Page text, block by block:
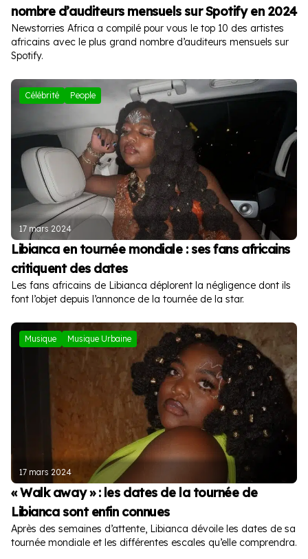
nombre d’auditeurs mensuels sur Spotify en 2024
Newstorries Africa a compilé pour vous le top 10 des artistes
africains avec le plus grand nombre d’auditeurs mensuels sur
Spotify.
Célébrité People
17 mars 2024
Libianca en tournée mondiale : ses fans africains
critiquent des dates
Les fans africains de Libianca déplorent la négligence dont ils
font l’objet depuis l’annonce de la tournée de la star.
Musique Musique Urbaine
17 mars 2024
« Walk away » : les dates de la tournée de
Libianca sont enfin connues
Après des semaines d’attente, Libianca dévoile les dates de sa
tournée mondiale et les différentes escales qu’elle comprendra.